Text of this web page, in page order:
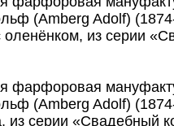
(Amberg Adolf)
оленёнком, из серии
фарфоровая
(Amberg Adolf)
из серии «Свадебный